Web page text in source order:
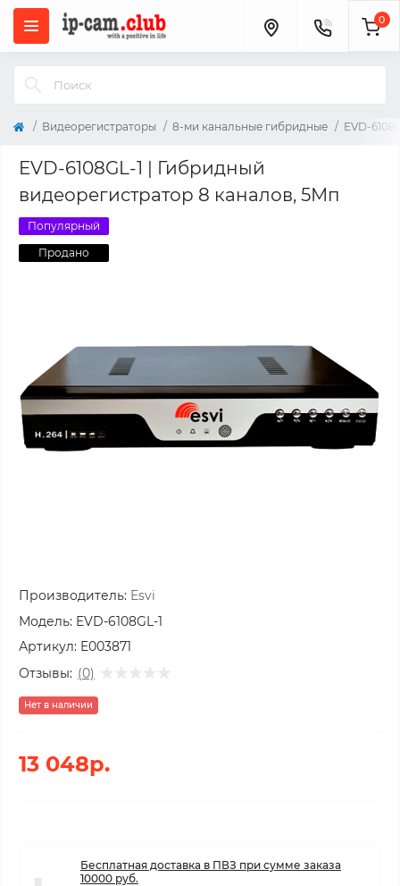
0
Видеорегистраторы 8-ми канальные гибридные EVD-
EVD-6108GL-1 | Гибридный
видеорегистратор 8 каналов, 5Мп
Популярный
Продано
Производитель: Esvi
Модель: EVD-6108GL-1
Артикул: E003871
Отзывы: (0)
Нет в наличии
13 048р.
Бесплатная доставка в ПВЗ при сумме заказа
10000 руб.